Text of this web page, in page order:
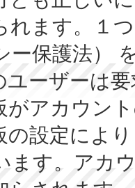
れます。１
ー保護法）
ユーザーは
がアカウン
の設定によ
ます。アカ